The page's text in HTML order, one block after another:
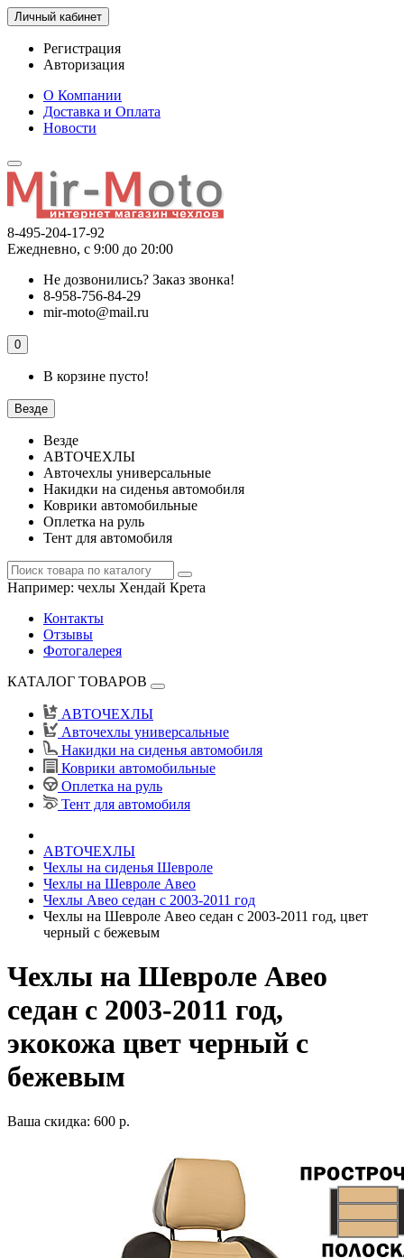
Личный кабинет
Регистрация
Авторизация
О Компании
Доставка и Оплата
Новости
8-495-204-17-92
Ежедневно, с 9:00 до 20:00
Не дозвонились? Заказ звонка!
8-958-756-84-29
mir-moto@mail.ru
0
В корзине пусто!
Везде
Везде
АВТОЧЕХЛЫ
Авточехлы универсальные
Накидки на сиденья автомобиля
Коврики автомобильные
Оплетка на руль
Тент для автомобиля
Например: чехлы Хендай Крета
Контакты
Отзывы
Фотогалерея
КАТАЛОГ ТОВАРОВ
АВТОЧЕХЛЫ
Авточехлы универсальные
Накидки на сиденья автомобиля
Коврики автомобильные
Оплетка на руль
Тент для автомобиля
АВТОЧЕХЛЫ
Чехлы на сиденья Шевроле
Чехлы на Шевроле Авео
Чехлы Авео седан с 2003-2011 год
Чехлы на Шевроле Авео седан с 2003-2011 год, цвет
черный с бежевым
Чехлы на Шевроле Авео
седан с 2003-2011 год,
экокожа цвет черный с
бежевым
Ваша скидка: 600 р.